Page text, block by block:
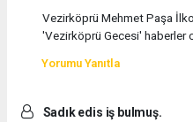
Vezirköprü Mehmet Paşa
'Vezirköprü Gecesi' haberler
Yorumu Yanıtla
Sadık edis iş bulmuş.